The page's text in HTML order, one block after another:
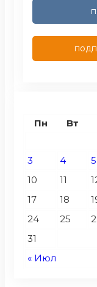
Пн
Вт
« Июл
3
4 5
10
11
17
18
24
25
31